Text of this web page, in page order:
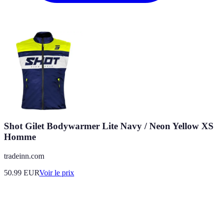
Shot Gilet Bodywarmer Lite Navy / Neon Yellow XS
Homme
tradeinn.com
50.99 EURVoir le prix